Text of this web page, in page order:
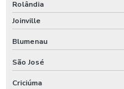
Rolândia
Joinville
Blumenau
São José
Criciúma